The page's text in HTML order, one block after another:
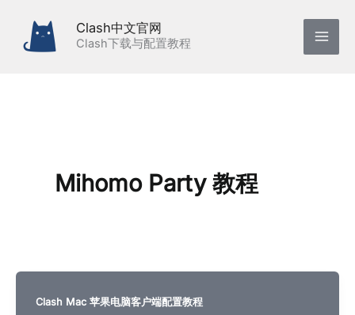
Clash中文官网
Clash下载与配置教程
Mihomo Party 教程
Clash Mac 苹果电脑客户端配置教程